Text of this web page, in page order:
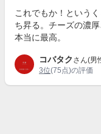
これでもか！という
ち昇る。チーズの濃
本当に最高。
コバタク さん(男
3位(75点)の評価